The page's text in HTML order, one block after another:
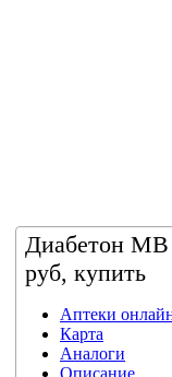
Диабетон МВ
руб, купить
Аптеки
Карта
Аналоги
Описание